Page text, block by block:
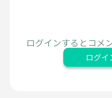
ログインするとコメ
ログイ